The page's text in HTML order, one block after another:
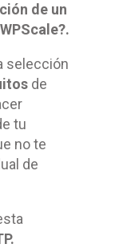
de un
selección
de
tu
no te
de